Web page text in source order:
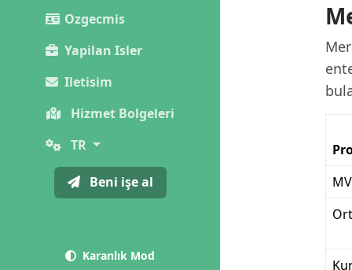
Ozgecmis
Yapilan Isler
Iletisim
Hizmet Bolgeleri
TR
Beni işe al
Karanlık Mod